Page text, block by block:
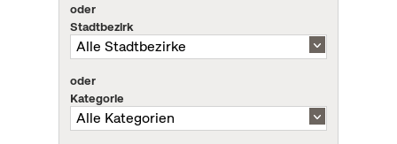
oder
Stadtbezirk
oder
Kategorie